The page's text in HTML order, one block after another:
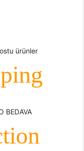
ürünler
BEDAVA